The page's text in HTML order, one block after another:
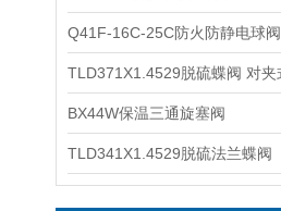
Q41F-16C-25C防火防静电球阀
BX44W保温三通旋塞阀
TLD341X1.4529脱硫法兰蝶阀